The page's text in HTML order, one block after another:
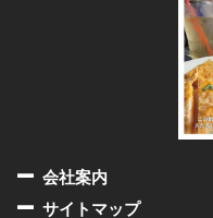
会社案内
サイトマップ